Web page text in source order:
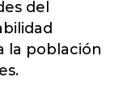
del
la población